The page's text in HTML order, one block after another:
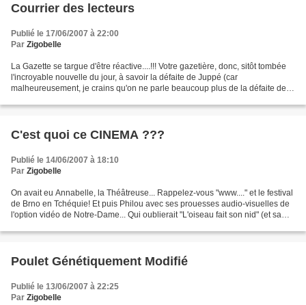
Courrier des lecteurs
Publié le 17/06/2007 à 22:00
Par Zigobelle
La Gazette se targue d'être réactive....!!! Votre gazetière, donc, sitôt tombée
l'incroyable nouvelle du jour, à savoir la défaite de Juppé (car
malheureusement, je crains qu'on ne parle beaucoup plus de la défaite de
C'est quoi ce CINEMA ???
Publié le 14/06/2007 à 18:10
Par Zigobelle
On avait eu Annabelle, la Théâtreuse... Rappelez-vous "www...." et le festival
de Brno en Tchéquie! Et puis Philou avec ses prouesses audio-visuelles de
l'option vidéo de Notre-Dame... Qui oublierait "L'oiseau fait son nid" (et sa
Poulet Génétiquement Modifié
Publié le 13/06/2007 à 22:25
Par Zigobelle